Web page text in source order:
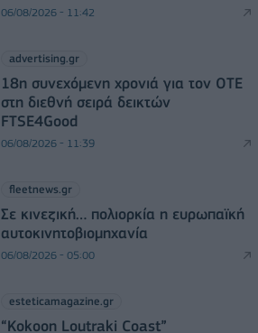
06/08/2026 - 11:42
advertising.gr
18η συνεχόμενη χρονιά για τον ΟΤΕ
στη διεθνή σειρά δεικτών
FTSE4Good
06/08/2026 - 11:39
fleetnews.gr
Σε κινεζική… πολιορκία η ευρωπαϊκή
αυτοκινητοβιομηχανία
06/08/2026 - 05:00
esteticamagazine.gr
“Kokoon Loutraki Coast”